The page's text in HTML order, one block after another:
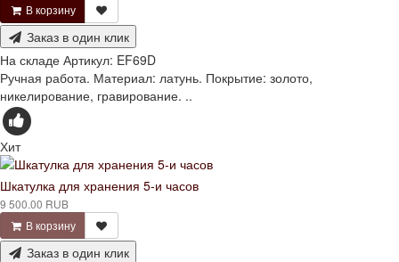
В корзину
Заказ в один клик
На складе Артикул: EF69D
Ручная работа. Материал: латунь. Покрытие: золото,
никелирование, гравирование. ..
Хит
Шкатулка для хранения 5-и часов
9 500.00 RUB
В корзину
Заказ в один клик